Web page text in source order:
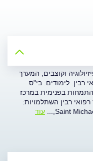
וקוצבים, המערך
רבין. לימודים: בי"ס
בפנימית במרכז
רבין השתלמויות:
... עוד